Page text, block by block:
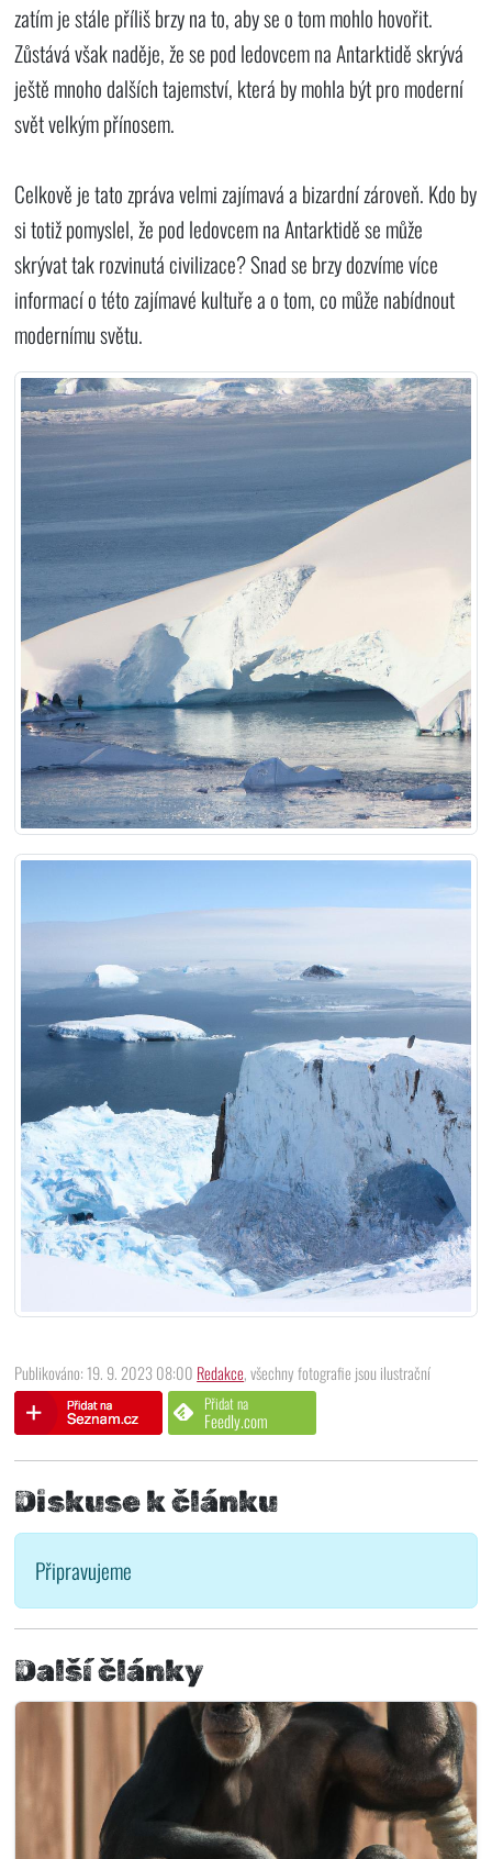
zatím je stále příliš brzy na to, aby se o tom mohlo hovořit.
Zůstává však naděje, že se pod ledovcem na Antarktidě skrývá
ještě mnoho dalších tajemství, která by mohla být pro moderní
svět velkým přínosem.
Celkově je tato zpráva velmi zajímavá a bizardní zároveň. Kdo by
si totiž pomyslel, že pod ledovcem na Antarktidě se může
skrývat tak rozvinutá civilizace? Snad se brzy dozvíme více
informací o této zajímavé kultuře a o tom, co může nabídnout
modernímu světu.
Publikováno: 19. 9. 2023 08:00 Redakce, všechny fotografie jsou ilustrační
Přidat na
Feedly.com
Diskuse k článku
Připravujeme
Další články